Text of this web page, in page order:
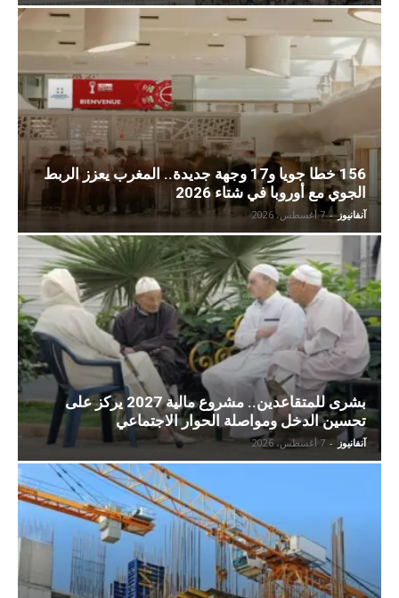
156 خطا جويا و17 وجهة جديدة.. المغرب يعزز الربط
الجوي مع أوروبا في شتاء 2026
آنفانيوز - 7 أغسطس، 2026
بشرى للمتقاعدين.. مشروع مالية 2027 يركز على
تحسين الدخل ومواصلة الحوار الاجتماعي
آنفانيوز - 7 أغسطس، 2026